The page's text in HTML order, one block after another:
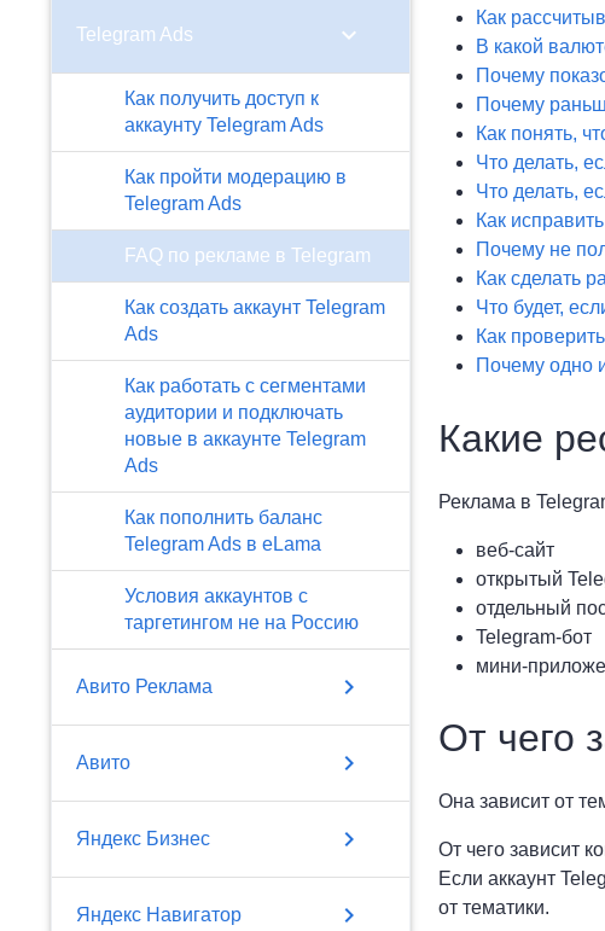
Telegram Ads chevron_right
Как получить доступ к
аккаунту Telegram Ads
Как пройти модерацию в
Telegram Ads
FAQ по рекламе в Telegram
​Как создать аккаунт Telegram
Ads
Как работать с сегментами
аудитории и подключать
новые в аккаунте Telegram
Ads
Как пополнить баланс
Telegram Ads в eLama
Условия аккаунтов с
таргетингом не на Россию
Авито Реклама chevron_right
Авито chevron_right
Яндекс Бизнес chevron_right
Яндекс Навигатор chevron_right
Как
В какой
Почему
Почему
Как понять,
Что делать,
Что делать,
Как
Почему не
Как сделать
Что будет,
Как
Почему одно
Какие
Реклама в
веб-сайт
открытый
отдельный
Telegram-бот
мини-
От чего
Она зависит от
От чего зависит
Если аккаунт
от тематики.